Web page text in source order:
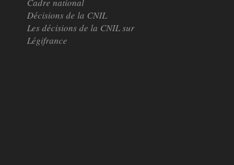
Cadre national
Décisions de la CNIL
Les décisions de la CNIL sur
Légifrance